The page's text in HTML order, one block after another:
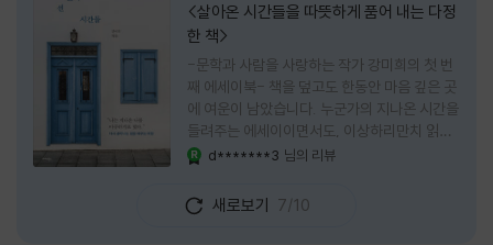
<살아온 시간들을 따뜻하게 품어 내는 다정
한 책>
-문학과 사람을 사랑하는 작가 강미희의 첫 번
째 에세이북- 책을 덮고도 한동안 마음 깊은 곳
에 여운이 남았습니다. 누군가의 지나온 시간을
들려주는 에세이이면서도, 이상하리만치 읽는
사람 자신의 삶을 다시 돌아보게 만드는 책이었
으로 머물지 않고, 각자의 상처와 후회, 다 지나
온 줄 알았던 마음의 결을 가만히 비추는 거울
d*******3 님의 리뷰
새로보기 7/10